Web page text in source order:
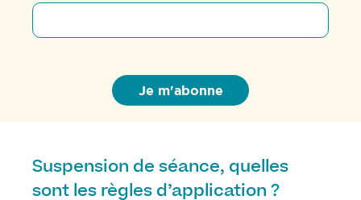
Suspension de séance, quelles
sont les règles d’application ?